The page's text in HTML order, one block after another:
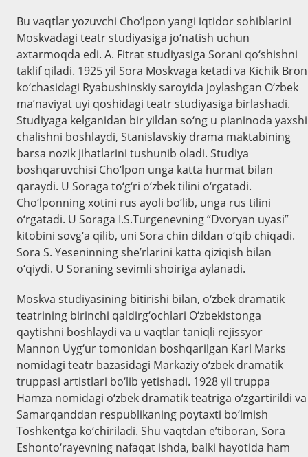
Bu vaqtlar yozuvchi Cho‘lpon yangi iqtidor sohiblarini
Moskvadagi teatr studiyasiga jo‘natish uchun
axtarmoqda edi. A. Fitrat studiyasiga Sorani qo‘shishni
taklif qiladi. 1925 yil Sora Moskvaga ketadi va Kichik Bron
ko‘chasidagi Ryabushinskiy saroyida joylashgan O‘zbek
ma’naviyat uyi qoshidagi teatr studiyasiga birlashadi.
Studiyaga kelganidan bir yildan so‘ng u pianinoda yaxshi
chalishni boshlaydi, Stanislavskiy drama maktabining
barsa nozik jihatlarini tushunib oladi. Studiya
boshqaruvchisi Cho‘lpon unga katta hurmat bilan
qaraydi. U Soraga to‘g‘ri o‘zbek tilini o‘rgatadi.
Cho‘lponning xotini rus ayoli bo‘lib, unga rus tilini
o‘rgatadi. U Soraga I.S.Turgenevning “Dvoryan uyasi”
kitobini sovg‘a qilib, uni Sora chin dildan o‘qib chiqadi.
Sora S. Yeseninning she’rlarini katta qiziqish bilan
o‘qiydi. U Soraning sevimli shoiriga aylanadi.
Moskva studiyasining bitirishi bilan, o‘zbek dramatik
teatrining birinchi qaldirg‘ochlari O‘zbekistonga
qaytishni boshlaydi va u vaqtlar taniqli rejissyor
Mannon Uyg‘ur tomonidan boshqarilgan Karl Marks
nomidagi teatr bazasidagi Markaziy o‘zbek dramatik
truppasi artistlari bo‘lib yetishadi. 1928 yil truppa
Hamza nomidagi o‘zbek dramatik teatriga o‘zgartirildi va
Samarqanddan respublikaning poytaxti bo‘lmish
Toshkentga ko‘chiriladi. Shu vaqtdan e’tiboran, Sora
Eshonto‘rayevning nafaqat ishda, balki hayotida ham